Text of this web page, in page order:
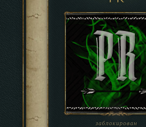
заблокирован